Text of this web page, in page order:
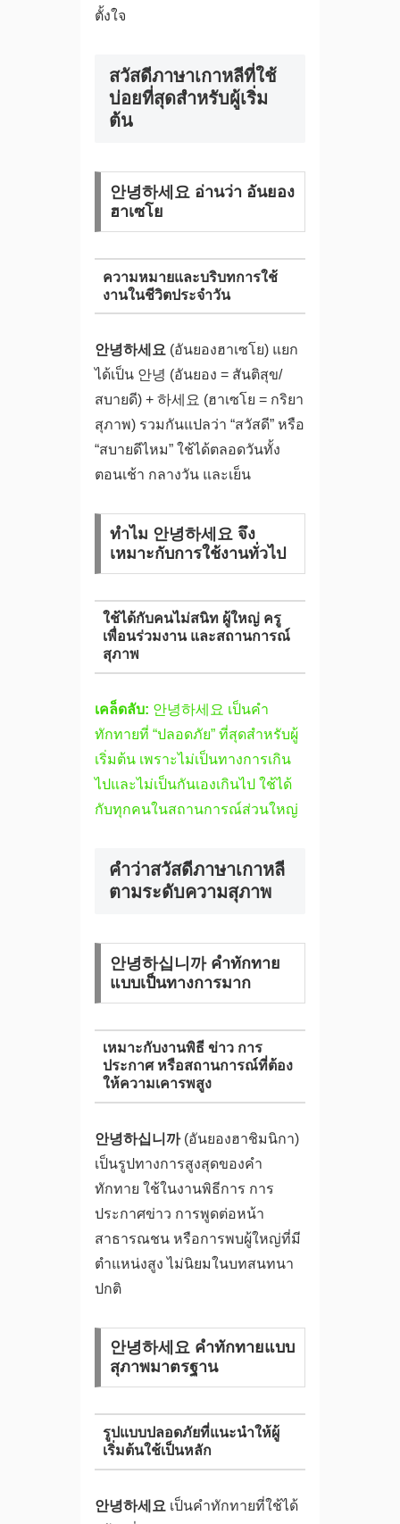
ตั้งใจ
สวัสดีภาษาเกาหลีที่ใช้
บ่อยที่สุดสำหรับผู้เริ่ม
ต้น
안녕하세요 อ่านว่า อันยอง
ฮาเซโย
ความหมายและบริบทการใช้
งานในชีวิตประจำวัน
안녕하세요 (อันยองฮาเซโย) แยก
ได้เป็น 안녕 (อันยอง = สันติสุข/
สบายดี) + 하세요 (ฮาเซโย = กริยา
สุภาพ) รวมกันแปลว่า “สวัสดี” หรือ
“สบายดีไหม” ใช้ได้ตลอดวันทั้ง
ตอนเช้า กลางวัน และเย็น
ทำไม 안녕하세요 จึง
เหมาะกับการใช้งานทั่วไป
ใช้ได้กับคนไม่สนิท ผู้ใหญ่ ครู
เพื่อนร่วมงาน และสถานการณ์
สุภาพ
เคล็ดลับ: 안녕하세요 เป็นคำ
ทักทายที่ “ปลอดภัย” ที่สุดสำหรับผู้
เริ่มต้น เพราะไม่เป็นทางการเกิน
ไปและไม่เป็นกันเองเกินไป ใช้ได้
กับทุกคนในสถานการณ์ส่วนใหญ่
คำว่าสวัสดีภาษาเกาหลี
ตามระดับความสุภาพ
안녕하십니까 คำทักทาย
แบบเป็นทางการมาก
เหมาะกับงานพิธี ข่าว การ
ประกาศ หรือสถานการณ์ที่ต้อง
ให้ความเคารพสูง
안녕하십니까(อันยองฮาชิมนิกา)
เป็นรูปทางการสูงสุดของคำ
ทักทาย ใช้ในงานพิธีการ การ
ประกาศข่าว การพูดต่อหน้า
สาธารณชน หรือการพบผู้ใหญ่ที่มี
ตำแหน่งสูง ไม่นิยมในบทสนทนา
ปกติ
안녕하세요 คำทักทายแบบ
สุภาพมาตรฐาน
รูปแบบปลอดภัยที่แนะนำให้ผู้
เริ่มต้นใช้เป็นหลัก
안녕하세요 เป็นคำทักทายที่ใช้ได้